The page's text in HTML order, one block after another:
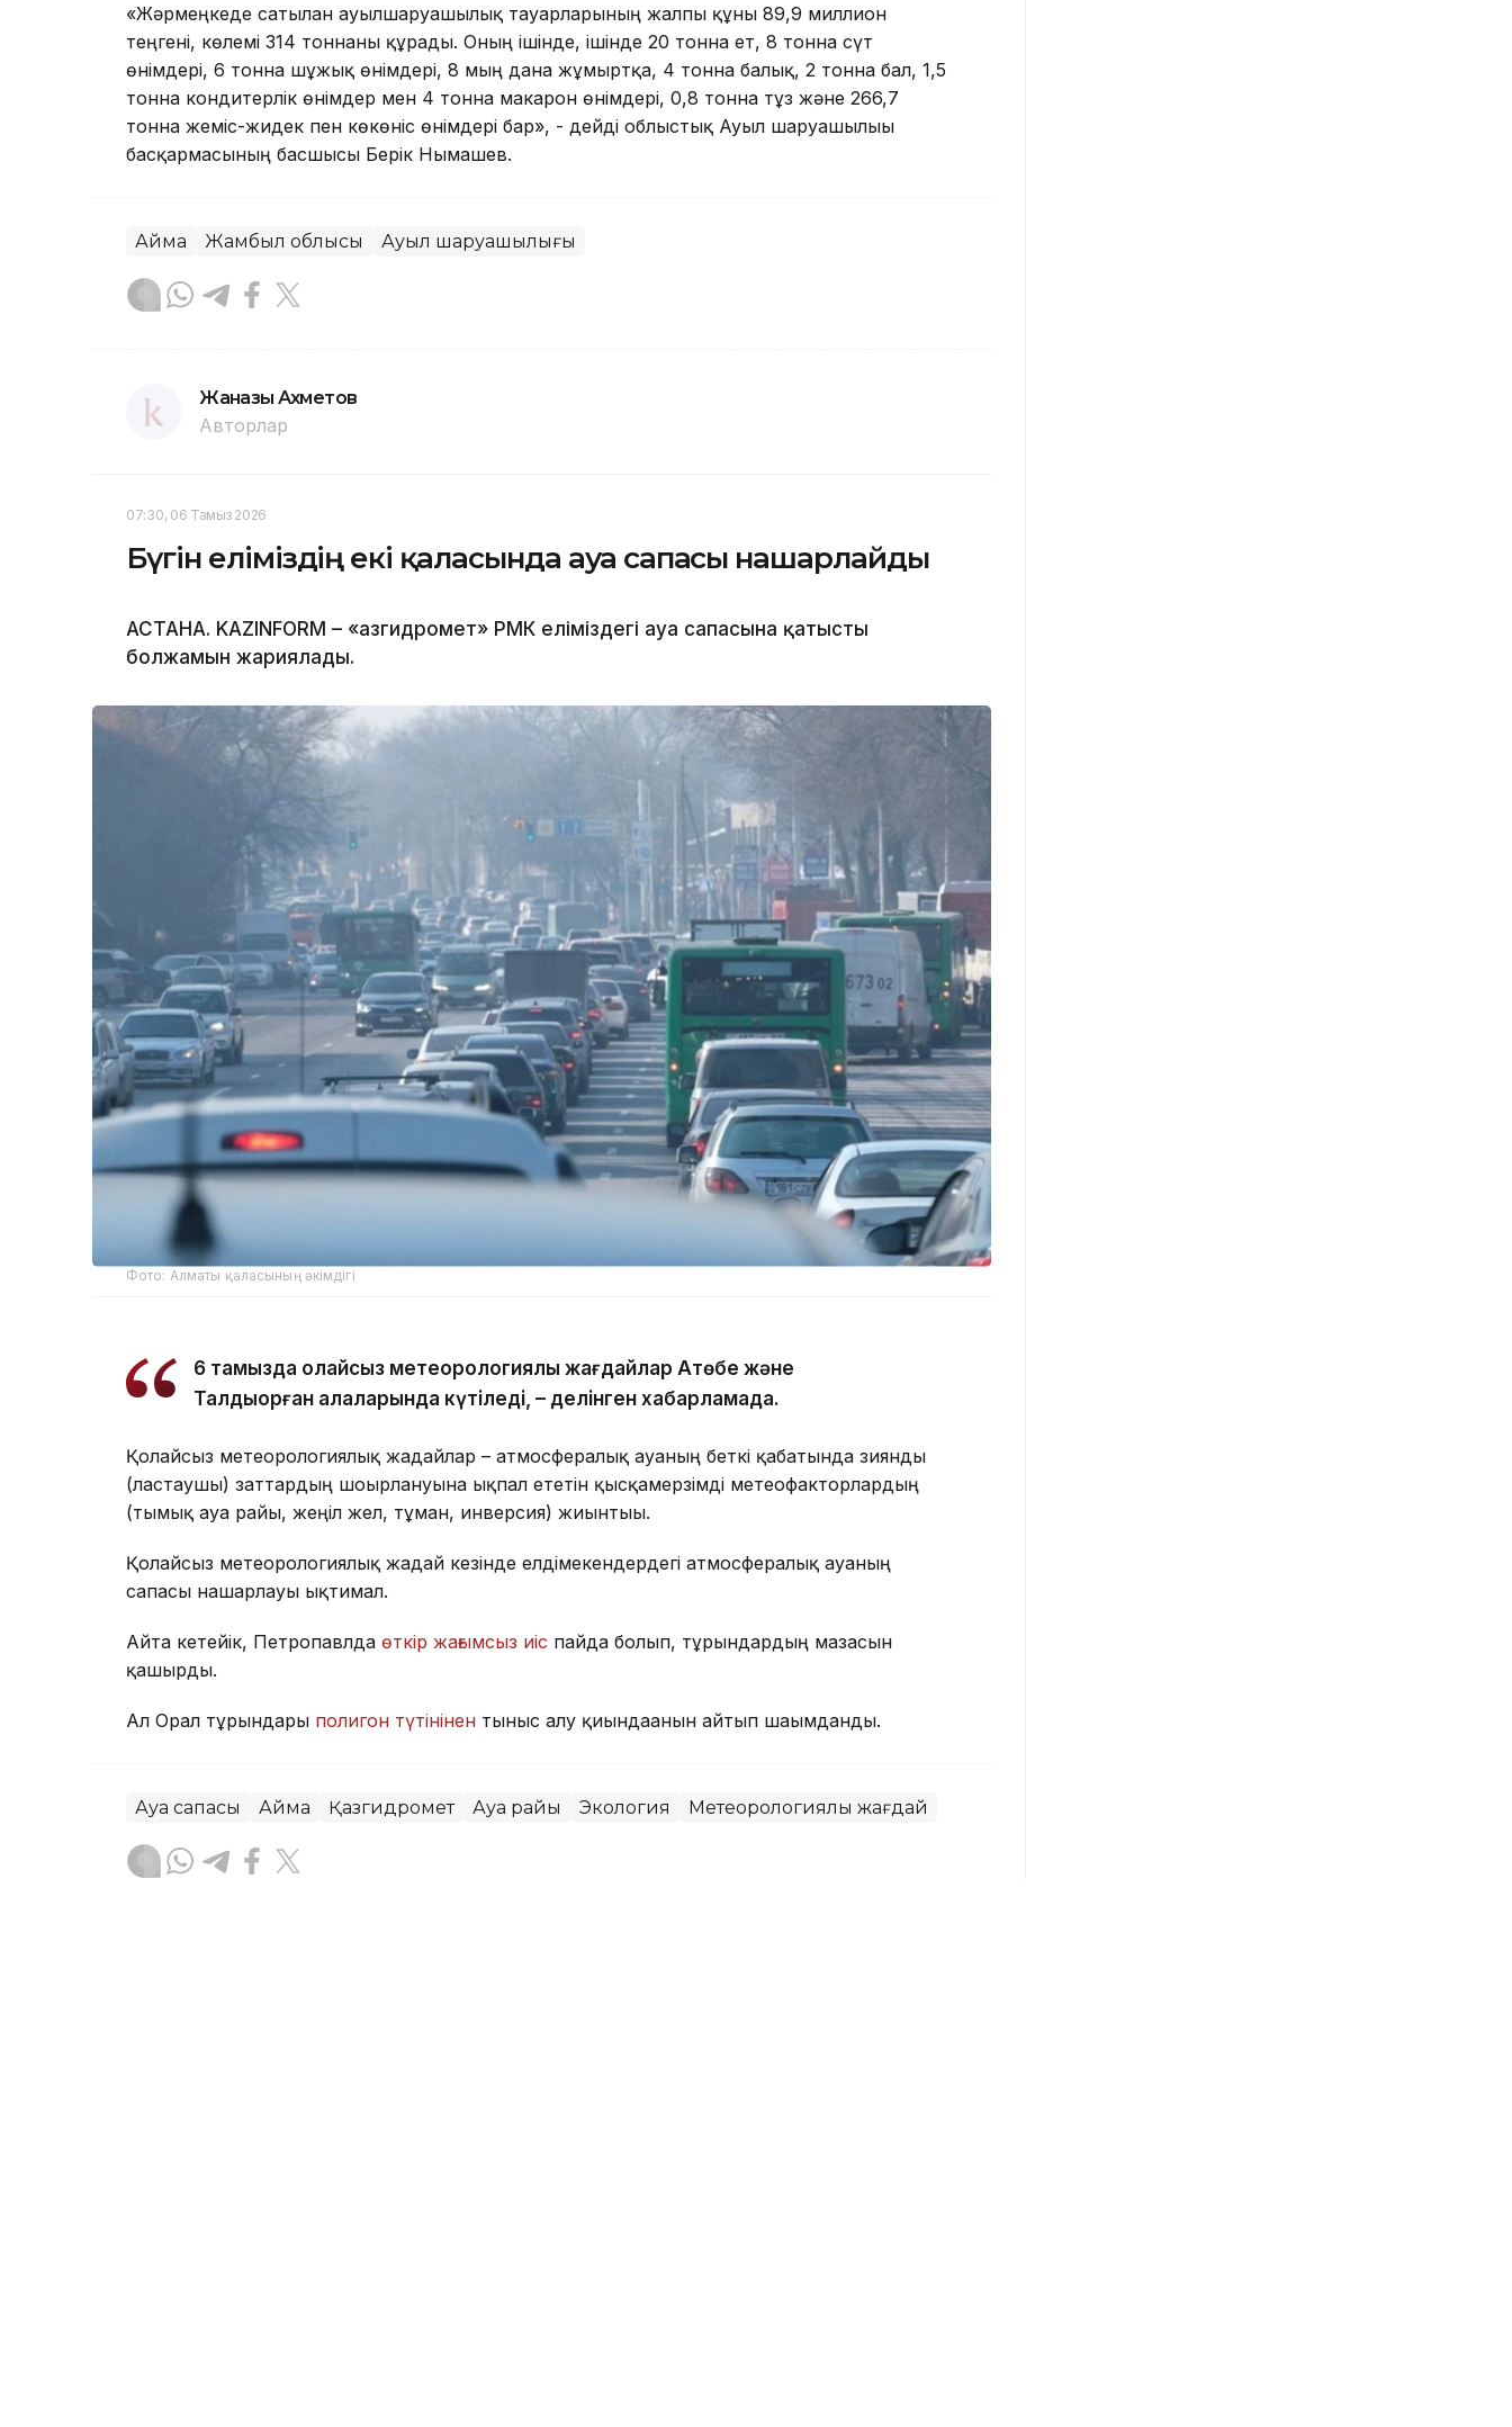
«Жәрмеңкеде сатылған ауылшаруашылық тауарларының жалпы құны 89,9 миллион
теңгені, көлемі 314 тоннаны құрады. Оның ішінде, ішінде 20 тонна ет, 8 тонна сүт
өнімдері, 6 тонна шұжық өнімдері, 8 мың дана жұмыртқа, 4 тонна балық, 2 тонна бал, 1,5
тонна кондитерлік өнімдер мен 4 тонна макарон өнімдері, 0,8 тонна тұз және 266,7
тонна жеміс-жидек пен көкөніс өнімдері бар», - дейді облыстық Ауыл шаруашылығы
басқармасының басшысы Берік Нығмашев.
Аймақ Жамбыл облысы Ауыл шаруашылығы
Жанғазы Ахметов
Авторлар
07:30, 06 Тамыз 2026
Бүгін еліміздің екі қаласында ауа сапасы нашарлайды
АСТАНА. KAZINFORM – «Қазгидромет» РМК еліміздегі ауа сапасына қатысты
болжамын жариялады.
Фото: Алматы қаласының әкімдігі
6 тамызда қолайсыз метеорологиялық жағдайлар Ақтөбе және
Талдықорған қалаларында күтіледі, – делінген хабарламада.
Қолайсыз метеорологиялық жағдайлар – атмосфералық ауаның беткі қабатында зиянды
(ластаушы) заттардың шоғырлануына ықпал ететін қысқамерзімді метеофакторлардың
(тымық ауа райы, жеңіл жел, тұман, инверсия) жиынтығы.
Қолайсыз метеорологиялық жағдай кезінде елдімекендердегі атмосфералық ауаның
сапасы нашарлауы ықтимал.
Айта кетейік, Петропавлда өткір жағымсыз иіс пайда болып, тұрғындардың мазасын
қашырды.
Ал Орал тұрғындары полигон түтінінен тыныс алу қиындағанын айтып шағымданды.
Ауа сапасы Аймақ Қазгидромет Ауа райы Экология Метеорологиялық жағдай